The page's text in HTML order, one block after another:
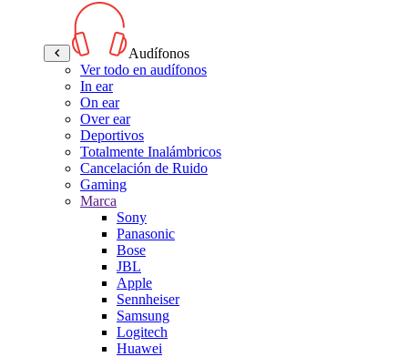
Audífonos
Ver todo en audífonos
In ear
On ear
Over ear
Deportivos
Totalmente Inalámbricos
Cancelación de Ruido
Gaming
Marca
Sony
Panasonic
Bose
JBL
Apple
Sennheiser
Samsung
Logitech
Huawei